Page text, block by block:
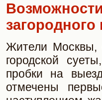
загородного
Жители Москвы,
городской
пробки на
отмечены